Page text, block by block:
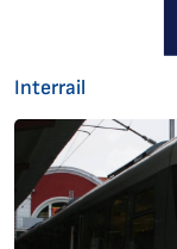
Interrail